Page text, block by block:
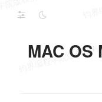
MAC OS